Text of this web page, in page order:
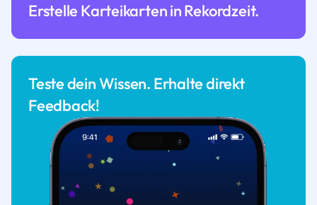
Erstelle Karteikarten in Rekordzeit.
Teste dein Wissen. Erhalte direkt
Feedback!